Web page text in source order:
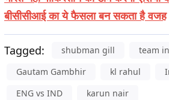
बीसीसीआई का ये फैसला बन सकता है वजह
Tagged: shubman gill
team
Gautam Gambhir
kl rahul
ENG vs IND
karun nair